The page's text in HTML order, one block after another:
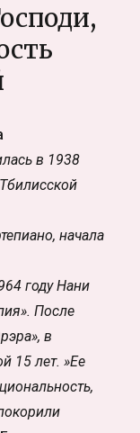
в 1938
начала
году Нани
После
в
15 лет. »Ее